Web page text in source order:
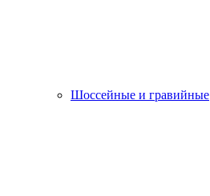
Шоссейные и гравийные